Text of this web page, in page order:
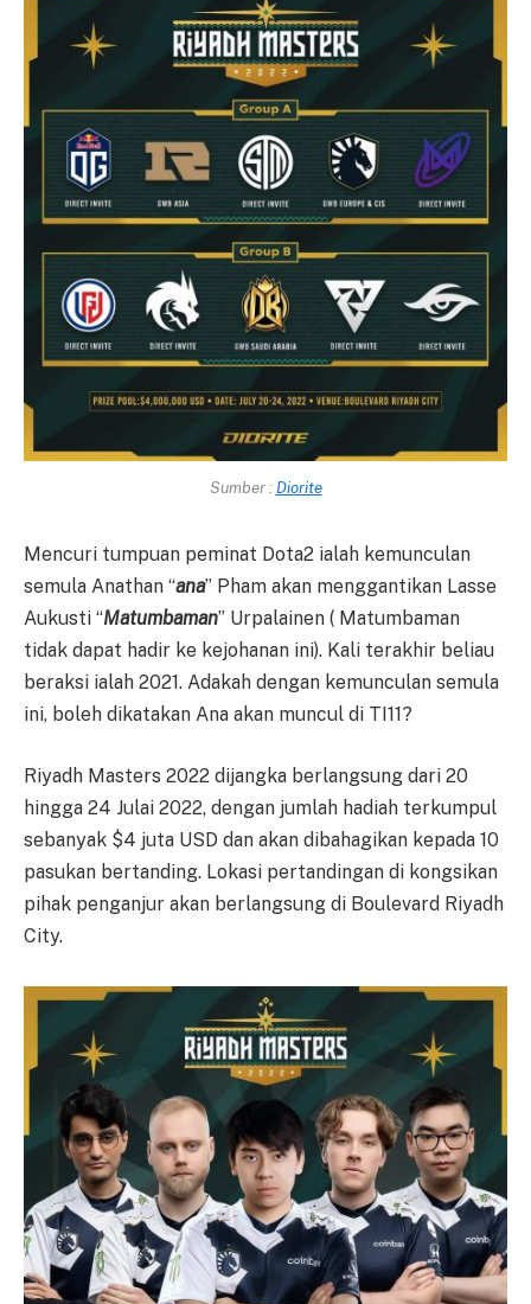
Sumber :Diorite
Mencuri tumpuan peminat Dota2 ialah kemunculan
semula Anathan “ana” Pham akan menggantikan Lasse
Aukusti “Matumbaman” Urpalainen ( Matumbaman
tidak dapat hadir ke kejohanan ini). Kali terakhir beliau
beraksi ialah 2021. Adakah dengan kemunculan semula
ini, boleh dikatakan Ana akan muncul di TI11?
Riyadh Masters 2022 dijangka berlangsung dari 20
hingga 24 Julai 2022, dengan jumlah hadiah terkumpul
sebanyak $4 juta USD dan akan dibahagikan kepada 10
pasukan bertanding. Lokasi pertandingan di kongsikan
pihak penganjur akan berlangsung di Boulevard Riyadh
City.